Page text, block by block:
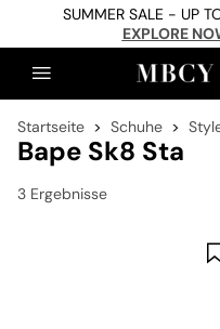
SUMMER SALE - UP
EXPLORE
Startseite Schuhe
Bape Sk8 Sta
3 Ergebnisse